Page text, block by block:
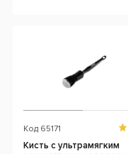
Код 65171
Кисть с ультрамягким